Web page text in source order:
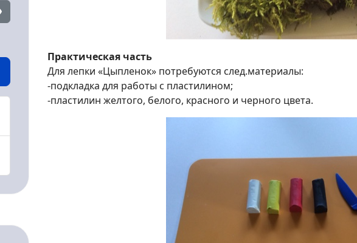
parooli
Практическая часть
Для лепки «Цыпленок» потребуются след.материалы:
-подкладка для работы с пластилином;
-пластилин желтого, белого, красного и черного цвета.